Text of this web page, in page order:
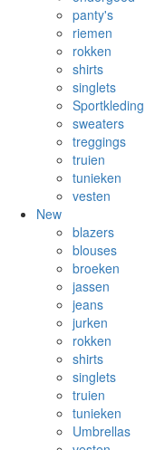
panty's
riemen
rokken
shirts
singlets
Sportkleding
sweaters
treggings
truien
tunieken
vesten
New
blazers
blouses
broeken
jassen
jeans
jurken
rokken
shirts
singlets
truien
tunieken
Umbrellas